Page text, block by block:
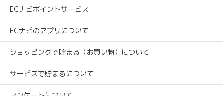
ECナビポイントサービス
ECナビのアプリについて
ショッピングで貯まる（お買い物）について
サービスで貯まるについて